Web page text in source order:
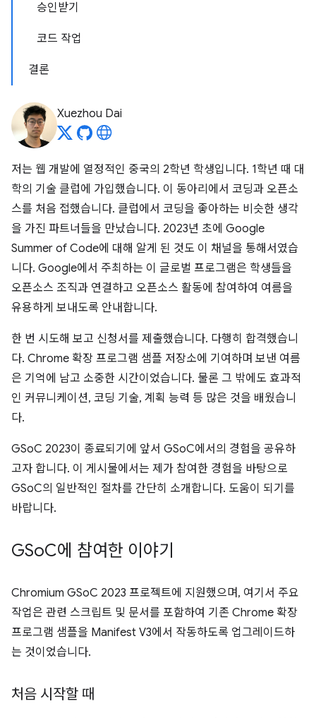
승인받기
코드 작업
결론
Xuezhou Dai
저는 웹 개발에 열정적인 중국의 2학년 학생입니다. 1학년 때 대
학의 기술 클럽에 가입했습니다. 이 동아리에서 코딩과 오픈소
스를 처음 접했습니다. 클럽에서 코딩을 좋아하는 비슷한 생각
을 가진 파트너들을 만났습니다. 2023년 초에 Google
Summer of Code에 대해 알게 된 것도 이 채널을 통해서였습
니다. Google에서 주최하는 이 글로벌 프로그램은 학생들을
오픈소스 조직과 연결하고 오픈소스 활동에 참여하여 여름을
유용하게 보내도록 안내합니다.
한 번 시도해 보고 신청서를 제출했습니다. 다행히 합격했습니
다. Chrome 확장 프로그램 샘플 저장소에 기여하며 보낸 여름
은 기억에 남고 소중한 시간이었습니다. 물론 그 밖에도 효과적
인 커뮤니케이션, 코딩 기술, 계획 능력 등 많은 것을 배웠습니
다.
GSoC 2023이 종료되기에 앞서 GSoC에서의 경험을 공유하
고자 합니다. 이 게시물에서는 제가 참여한 경험을 바탕으로
GSoC의 일반적인 절차를 간단히 소개합니다. 도움이 되기를
바랍니다.
GSoC에 참여한 이야기
Chromium GSoC 2023 프로젝트에 지원했으며, 여기서 주요
작업은 관련 스크립트 및 문서를 포함하여 기존 Chrome 확장
프로그램 샘플을 Manifest V3에서 작동하도록 업그레이드하
는 것이었습니다.
처음 시작할 때